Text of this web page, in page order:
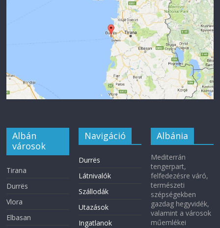
Albán
városok
Tirana
Durrës
Vlora
Elbasan
Navigáció
Durrës
Látnivalók
Szállodák
Utazások
Ingatlanok
Albánia
Mediterrán
tengerpart,
felfedezésre váró,
természeti
szépségekben
gazdag hegyvidék,
valamint a városok
műemlékei